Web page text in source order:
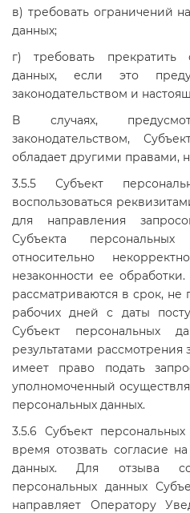
в) требовать ограничений
данных;
г) требовать прекратить
данных, если это
законодательством и
В случаях,
законодательством,
обладает другими правами,
3.5.5 Субъект
воспользоваться
для направления
Субъекта
относительно
незаконности ее
рассматриваются в срок,
рабочих дней с даты
Субъект персональных
результатами
имеет право подать
уполномоченный
персональных данных.
3.5.6 Субъект
время отозвать согласие
данных. Для отзыва
персональных данных
направляет Оператору